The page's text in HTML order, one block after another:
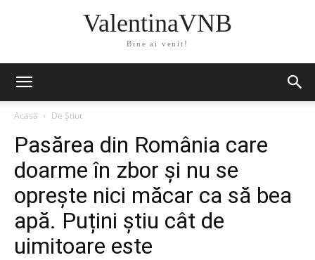
ValentinaVNB
Bine ai venit!
Acasă De Știut
Pasărea din România care
doarme în zbor și nu se
oprește nici măcar ca să bea
apă. Puțini știu cât de
uimitoare este